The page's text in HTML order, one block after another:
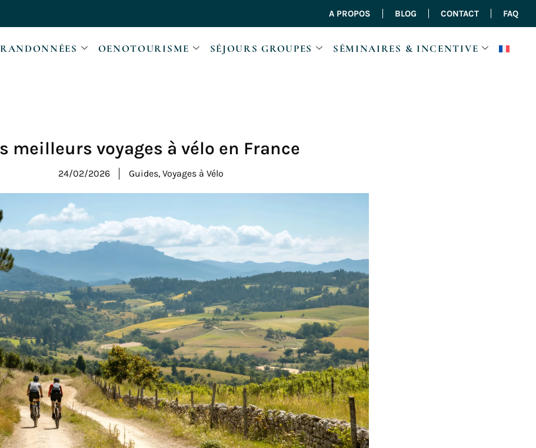
A PROPOS BLOG CONTACT FAQ
RANDONNÉES OENOTOURISME SÉJOURS GROUPES SÉMINAIRES & INCENTIVE
meilleurs voyages à vélo en France
24/02/2026 Guides, Voyages à Vélo